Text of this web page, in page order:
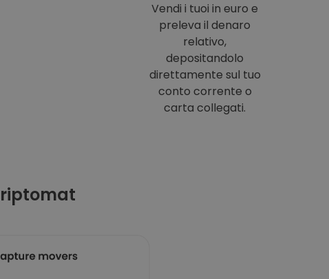
Vendi i tuoi in euro e
preleva il denaro
relativo,
depositandolo
direttamente sul tuo
conto corrente o
carta collegati.